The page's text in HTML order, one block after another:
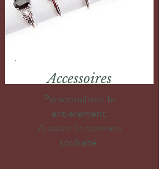
Accessoires
Personnalisez-le
entièrement.
Ajoutez le contenu
souhaité.